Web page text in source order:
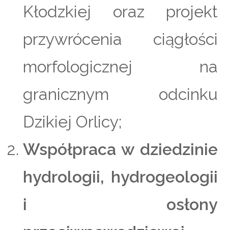
Kłodzkiej oraz projekt
przywrócenia ciągłości
morfologicznej na
granicznym odcinku
Dzikiej Orlicy;
Współpraca w dziedzinie
hydrologii, hydrogeologii
i osłony